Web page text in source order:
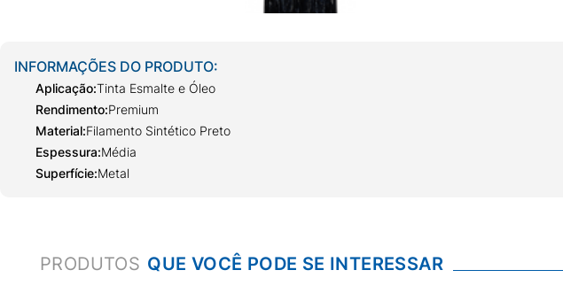
INFORMAÇÕES DO PRODUTO:
Aplicação:Tinta Esmalte e Óleo
Rendimento:Premium
Material:Filamento Sintético Preto
Espessura:Média
Superfície:Metal
PRODUTOS